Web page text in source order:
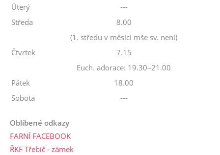
Úterý
---
Středa
8.00
(1. středu v měsíci mše sv. není)
Čtvrtek
7.15
Euch. adorace: 19.30–21.00
Pátek
18.00
Sobota
---
Oblíbené odkazy
FARNÍ FACEBOOK
ŘKF Třebíč - zámek